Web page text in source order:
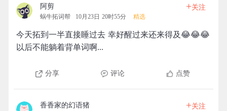
阿剪
蜗牛拓词帮 10月23日 20时55分 精选
+关注
今天拓到一半直接睡过去 幸好醒过来还来得及😂😂😂
以后不能躺着背单词啊...
分享 评论 点赞
香香家的幻语猪 +关注